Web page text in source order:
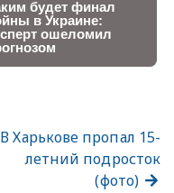
В Харькове пропал 15-
летний подросток
(фото)